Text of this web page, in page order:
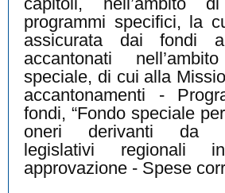
programmi specifici, la
assicurata dai fondi
accantonati
speciale, di cui alla
accantonamenti -
fondi, “Fondo speciale
oneri derivanti da
legislativi regionali
approvazione - Spese